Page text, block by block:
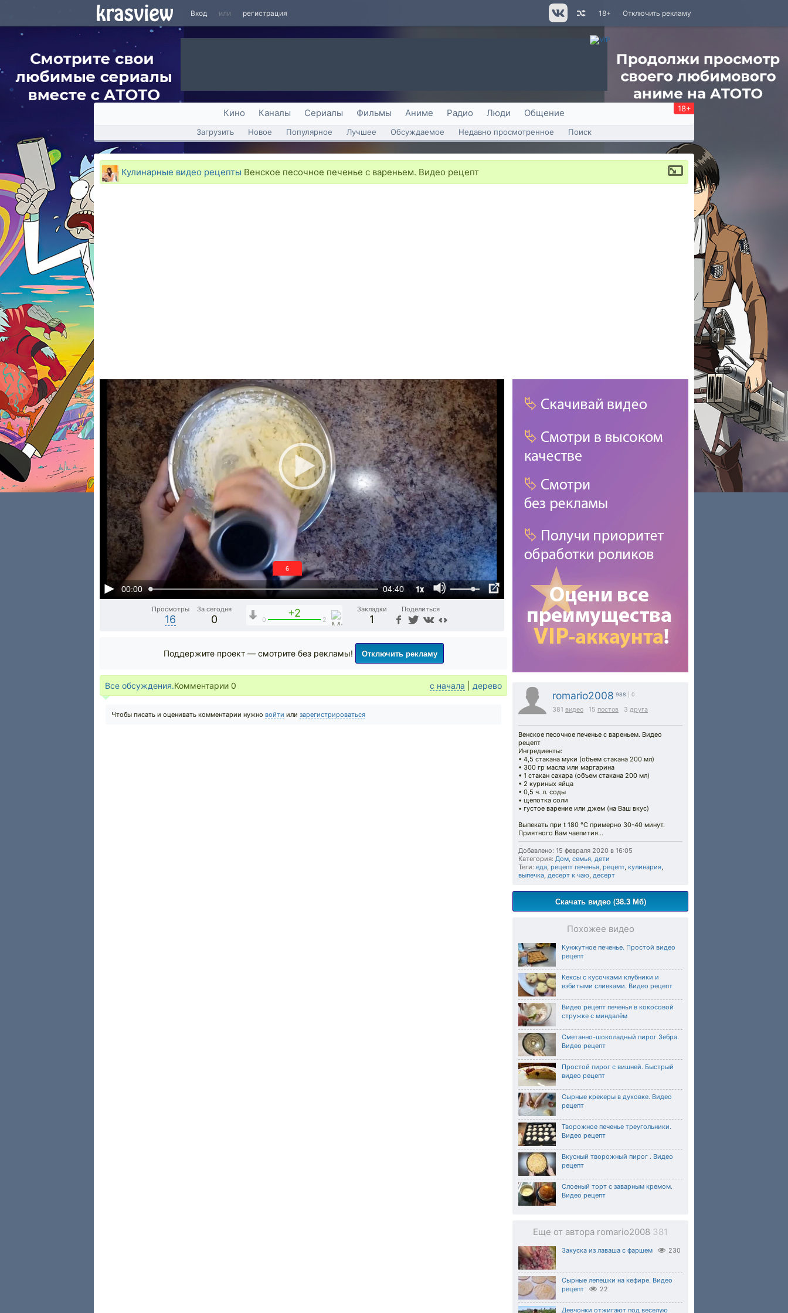
Вход или регистрация Отключить рекламу
18+
Кино Каналы Сериалы Фильмы Аниме Радио Люди Общение 18+
Загрузить Новое Популярное Лучшее Обсуждаемое Недавно просмотренное Поиск
Кулинарные видео рецепты Венское песочное печенье с вареньем. Видео рецепт
00:00 04:40 1x
5
Просмотры
16
За сегодня
0
+2
0 2
Закладки
1
Поделиться
romario2008 988 | 0
381 видео 15 постов 3 друга
Венское песочное печенье с вареньем. Видео
рецепт
Ингредиенты:
• 4,5 стакана муки (объем стакана 200 мл)
• 300 гр масла или маргарина
• 1 стакан сахара (объем стакана 200 мл)
• 2 куриных яйца
• 0,5 ч. л. соды
• щепотка соли
• густое варение или джем (на Ваш вкус)
Выпекать при t 180 °C примерно 30-40 минут.
Приятного Вам чаепития...
Добавлено: 15 февраля 2020 в 16:05
Категория: Дом, семья, дети
Теги: еда, рецепт печенья, рецепт, кулинария,
выпечка, десерт к чаю, десерт
Скачать видео (38.3 Мб)
Похожее видео
Кунжутное печенье. Простой видео
рецепт
Кексы с кусочками клубники и
взбитыми сливками. Видео рецепт
Видео рецепт печенья в кокосовой
стружке с миндалём
Сметанно-шоколадный пирог Зебра.
Видео рецепт
Простой пирог с вишней. Быстрый
видео рецепт
Сырные крекеры в духовке. Видео
рецепт
Творожное печенье треугольники.
Видео рецепт
Вкусный творожный пирог . Видео
рецепт
Слоеный торт с заварным кремом.
Видео рецепт
Еще от автора romario2008 381
Закуска из лаваша с фаршем 230
Сырные лепешки на кефире. Видео
рецепт
22
Девчонки отжигают под веселую
Поддержите проект — смотрите без рекламы! Отключить рекламу
Все обсуждения.Комментарии 0 с начала дерево
Чтобы писать и оценивать комментарии нужно войти или зарегистрироваться